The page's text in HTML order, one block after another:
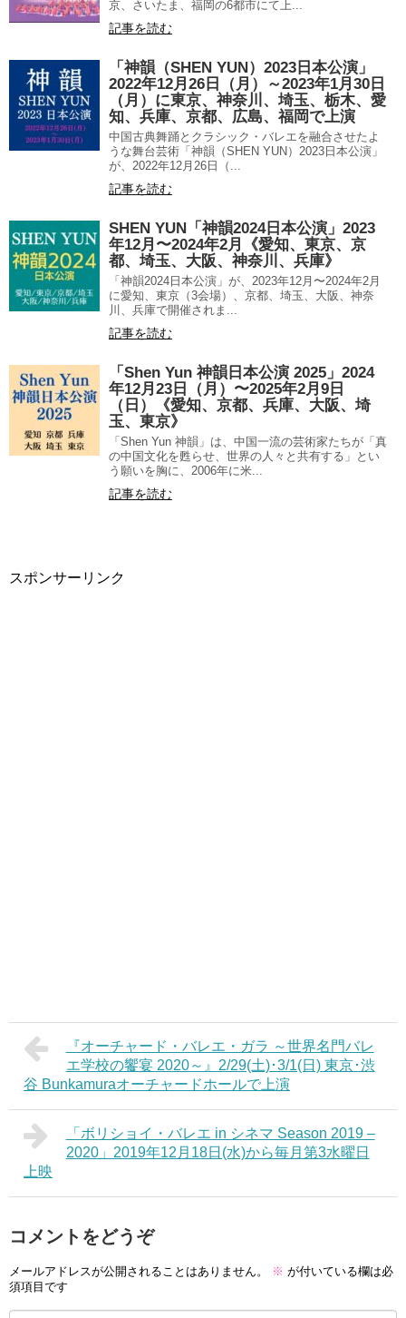
京、さいたま、福岡の6都市にて上...
記事を読む
「神韻（SHEN YUN）2023日本公演」
2022年12月26日（月）～2023年1月30日
（月）に東京、神奈川、埼玉、栃木、愛
知、兵庫、京都、広島、福岡で上演
中国古典舞踊とクラシック・バレエを融合させたよ
うな舞台芸術「神韻（SHEN YUN）2023日本公演」
が、2022年12月26日（...
記事を読む
SHEN YUN「神韻2024日本公演」2023
年12月〜2024年2月《愛知、東京、京
都、埼玉、大阪、神奈川、兵庫》
「神韻2024日本公演」が、2023年12月〜2024年2月
に愛知、東京（3会場）、京都、埼玉、大阪、神奈
川、兵庫で開催されま...
記事を読む
「Shen Yun 神韻日本公演 2025」2024
年12月23日（月）〜2025年2月9日
（日）《愛知、京都、兵庫、大阪、埼
玉、東京》
「Shen Yun 神韻」は、中国一流の芸術家たちが「真
の中国文化を甦らせ、世界の人々と共有する」とい
う願いを胸に、2006年に米...
記事を読む
スポンサーリンク
『オーチャード・バレエ・ガラ ～世界名門バレ
エ学校の饗宴 2020～』2/29(土)･3/1(日) 東京･渋
谷 Bunkamuraオーチャードホールで上演
「ボリショイ・バレエ in シネマ Season 2019 –
2020」2019年12月18日(水)から毎月第3水曜日
上映
コメントをどうぞ
メールアドレスが公開されることはありません。 ※ が付いている欄は必
須項目です